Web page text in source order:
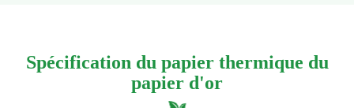
Spécification du papier thermique du
papier d'or